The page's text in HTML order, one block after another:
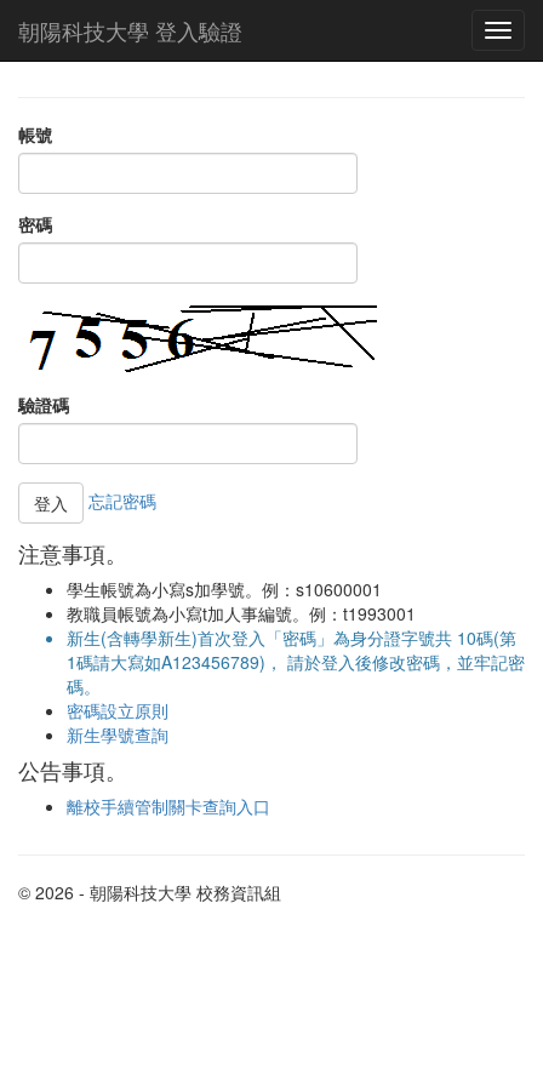
朝陽科技大學 登入驗證
帳號
密碼
驗證碼
忘記密碼
注意事項。
學生帳號為小寫s加學號。例：s10600001
教職員帳號為小寫t加人事編號。例：t1993001
新生(含轉學新生)首次登入「密碼」為身分證字號共 10碼(第
1碼請大寫如A123456789)， 請於登入後修改密碼，並牢記密
碼。
密碼設立原則
新生學號查詢
公告事項。
離校手續管制關卡查詢入口
© 2026 - 朝陽科技大學 校務資訊組